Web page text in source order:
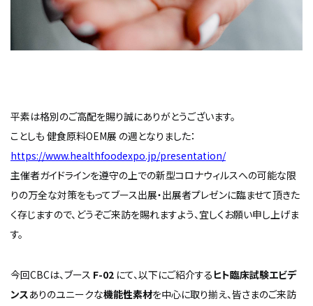
平素は格別のご高配を賜り誠にありがとうございます。
ことしも 健食原料OEM展 の週となりました：
https://www.healthfoodexpo.jp/presentation/
主催者ガイドラインを遵守の上での新型コロナウィルスへの可能な限
りの万全な対策をもってブース出展・出展者プレゼンに臨ませて頂きた
く存じますので、どうぞご来訪を賜れますよう、宜しくお願い申し上げま
す。
今回CBCは、ブース F-02 にて、以下にご紹介する ヒト臨床試験エビデ
ンスありのユニークな機能性素材を中心に取り揃え、皆さまのご来訪